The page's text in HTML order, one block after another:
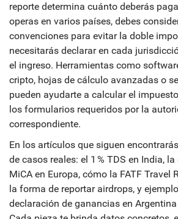
reporte determina cuánto deberás
operas en varios países, debes
convenciones para evitar la doble
necesitarás declarar en cada
el ingreso. Herramientas como
cripto, hojas de cálculo avanzadas o
pueden ayudarte a calcular el
los formularios requeridos por la
correspondiente.
En los artículos que siguen
de casos reales: el 1 % TDS en India,
MiCA en Europa, cómo la FATF Travel
la forma de reportar airdrops, y
declaración de ganancias en